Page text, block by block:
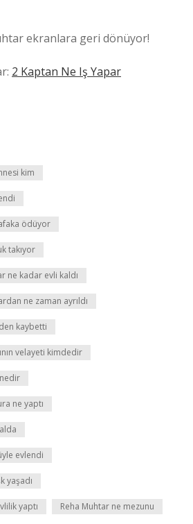
ekranlara geri dönüyor!
2 Kaptan Ne Iş Yapar
kim
ödüyor
takıyor
ne kadar evli kaldı
ne zaman ayrıldı
kaybetti
velayeti kimdedir
ne yaptı
evlendi
yaşadı
yaptı Reha Muhtar ne mezunu